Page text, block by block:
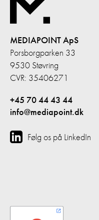
MEDIAPOINT ApS
Porsborgparken 33
9530 Støvring
CVR: 35406271
+45 70 44 43 44
info@mediapoint.dk
Følg os på LinkedIn